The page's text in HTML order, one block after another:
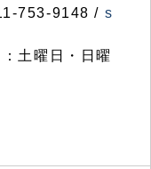
753-9148 / s
土曜日・日曜